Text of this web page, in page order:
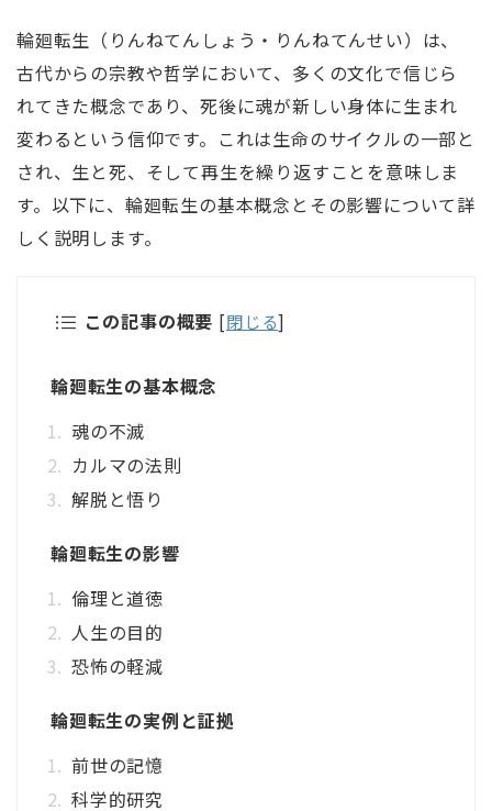
輪廻転生（りんねてんしょう・りんねてんせい）は、
古代からの宗教や哲学において、多くの文化で信じら
れてきた概念であり、死後に魂が新しい身体に生まれ
変わるという信仰です。これは生命のサイクルの一部と
され、生と死、そして再生を繰り返すことを意味しま
す。以下に、輪廻転生の基本概念とその影響について詳
しく説明します。
この記事の概要 [閉じる]
輪廻転生の基本概念
魂の不滅
カルマの法則
解脱と悟り
輪廻転生の影響
倫理と道徳
人生の目的
恐怖の軽減
輪廻転生の実例と証拠
前世の記憶
科学的研究